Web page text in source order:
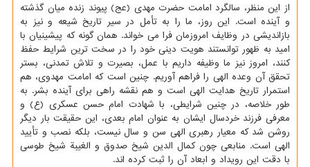
از این منظر، سالگرد امامت حضرت مهدی (عج) پیوند زنده میان گذشته
و آینده است. این روز، ما را به تأمل در سیر تاریخ شیعه و نیز به
بازاندیشی در وظایف امروزمان فرا می خواند. همان گونه که پیشینیان با
امید به ظهور توانستند هویت دینی خود را در سخت ترین شرایط حفظ
کنند، امروز نیز ما وظیفه داریم با عمل، بصیرت و تلاش تمدنی، بستر
تحقق آن وعده الهی را فراهم آوریم. چنین است که امامت مهدوی، هم
استمرار تاریخ هدایت الهی است و هم نقشه راهی برای آینده بشر. به
طور خلاصه، در چنین شرایطی، با شهادت امام حسن عسکری (ع) و
معرفی فرزند خردسال ایشان به عنوان امام بعدی، این حقیقت بار دیگر
روشن شد که معیار رهبری الهی سن و سال نیست، بلکه نصب و تأیید
الهی است. منابعی چون کمال الدین شیخ صدوق و الغیبة شیخ طوسی
با دقت این رویداد و ابعاد آن را ثبت کرده اند.